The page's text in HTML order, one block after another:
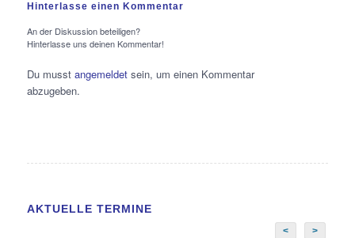
Hinterlasse einen Kommentar
An der Diskussion beteiligen?
Hinterlasse uns deinen Kommentar!
Du musst angemeldetsein, um einen Kommentar
abzugeben.
AKTUELLE TERMINE
< >